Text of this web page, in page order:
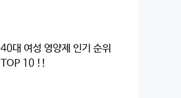
40대 여성 영양제 인기 순위
TOP 10 !!